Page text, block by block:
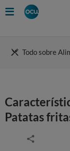
Todo sobre
Patatas